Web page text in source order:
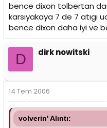
bence dixon tolbertan
karsıyakaya 7 de 7 atıgı
bence dixon daha iyi ve
D dirk nowitski
14 Tem 2006
volverin' Alıntı: